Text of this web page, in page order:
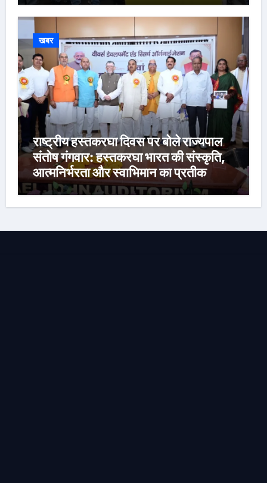
खबर
राष्ट्रीय हस्तकरघा दिवस पर बोले राज्यपाल
संतोष गंगवार: हस्तकरघा भारत की संस्कृति,
आत्मनिर्भरता और स्वाभिमान का प्रतीक